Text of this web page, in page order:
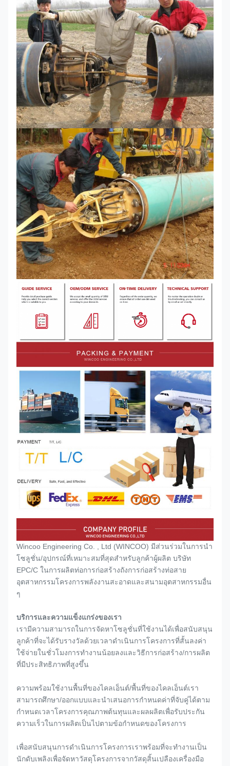
Wincoo Engineering Co. , Ltd (WINCOO) มีส่วนร่วมในการนำ
โซลูชั่น/อุปกรณ์ที่เหมาะสมที่สุดสำหรับลูกค้าผู้ผลิต บริษัท
EPC/C ในการผลิตท่อการก่อสร้างถังการก่อสร้างท่อสาย
อุตสาหกรรมโครงการพลังงานสะอาดและสนามอุตสาหกรรมอื่น
ๆ
บริการและความแข็งแกร่งของเรา
เรามีความสามารถในการจัดหาโซลูชั่นที่ใช้งานได้เพื่อสนับสนุน
ลูกค้าที่จะได้รับรางวัลด้วยเวลาดำเนินการโครงการที่สั้นลงค่า
ใช้จ่ายในชั่วโมงการทำงานน้อยลงและวิธีการก่อสร้าง/การผลิต
ที่มีประสิทธิภาพที่สูงขึ้น
ความพร้อมใช้งานพื้นที่ของไคลเอ็นต์/พื้นที่ของไคลเอ็นต์เรา
สามารถศึกษา/ออกแบบและนำเสนอการกำหนดค่าที่จับคู่ได้ตาม
กำหนดเวลาโครงการคุณภาพต้นทุนและผลผลิตเพื่อรับประกัน
ความเร็วในการผลิตเป็นไปตามข้อกำหนดของโครงการ
เพื่อสนับสนุนการดำเนินการโครงการเราพร้อมที่จะทำงานเป็น
นักดับเพลิงเพื่อจัดหาวัสดุโครงการจากวัสดุสิ้นเปลืองเครื่องมือ